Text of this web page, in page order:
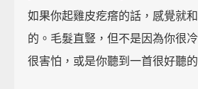
如果你起雞皮疙瘩的話，感覺就
的。毛髮直豎，但不是因為你很
很害怕，或是你聽到一首很好聽的